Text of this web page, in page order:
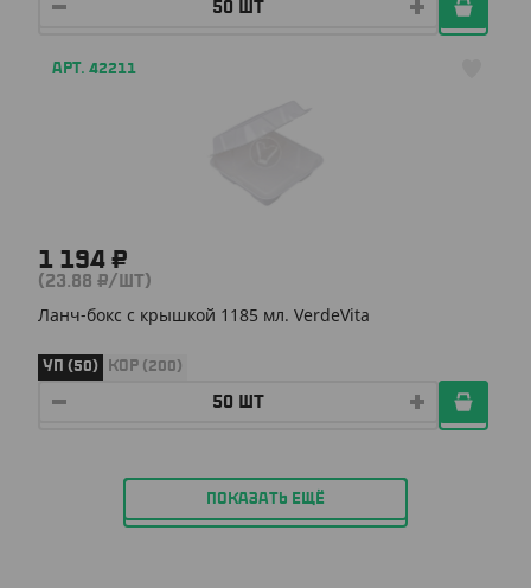
АРТ. 42211
1 194 ₽
(23.88 ₽/ШТ)
Ланч-бокс с крышкой 1185 мл. VerdeVita
УП (50) КОР (200)
ПОКАЗАТЬ ЕЩЁ